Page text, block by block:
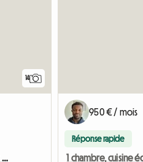
14
Chambre à Mons avec évier personnel
950 € / mois
Réponse rapide